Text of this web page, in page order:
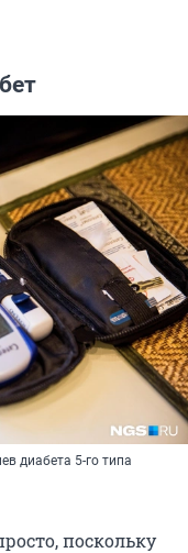
диабета 5-го типа
поскольку